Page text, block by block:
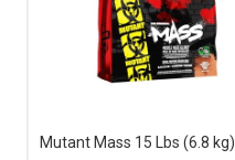
Mutant Mass 15 Lbs (6.8 kg)